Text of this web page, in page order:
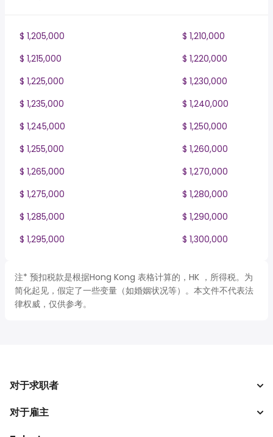
$ 1,205,000
$ 1,210,000
$ 1,215,000
$ 1,220,000
$ 1,225,000
$ 1,230,000
$ 1,235,000
$ 1,240,000
$ 1,245,000
$ 1,250,000
$ 1,255,000
$ 1,260,000
$ 1,265,000
$ 1,270,000
$ 1,275,000
$ 1,280,000
$ 1,285,000
$ 1,290,000
$ 1,295,000
$ 1,300,000
注* 预扣税款是根据Hong Kong 表格计算的，HK ，所得税。为
简化起见，假定了一些变量（如婚姻状况等）。本文件不代表法
律权威，仅供参考。
对于求职者
搜索工作
对于雇主